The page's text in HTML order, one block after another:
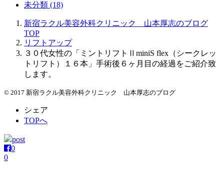
未分類 (18)
新宿ラクル美容外科クリニック 山本厚志のブログ
TOP
リフトアップ
３０代女性の「ミントリフトⅡminiS flex（シークレッ
トリフト）１６本」手術後６ヶ月目の経過をご紹介致
します。
© 2017 新宿ラクル美容外科クリニック 山本厚志のブログ
シェア
TOPへ
post
0
0